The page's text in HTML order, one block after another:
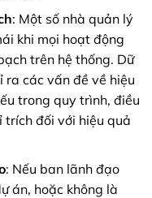
: Một số nhà quản lý
khi mọi hoạt động
trên hệ thống. Dữ
ra các vấn đề về hiệu
trong quy trình, điều
trích đối với hiệu quả
: Nếu ban lãnh đạo
án, hoặc không là